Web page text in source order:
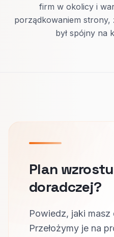
firm w okolicy i
porządkowaniem
był spójny na
Plan
doradczej?
Powiedz, jaki masz
Przełożymy je na